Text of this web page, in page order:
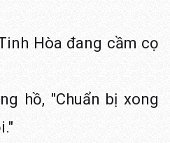
Hòa đang cầm cọ
hồ, "Chuẩn bị xong